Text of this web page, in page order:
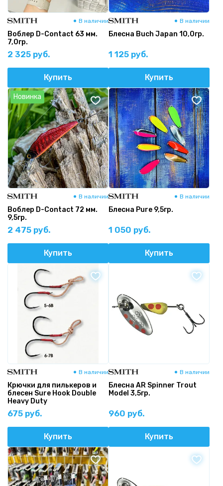
В наличии
Воблер D-Contact 63 мм.
7,0гр.
2 325 руб.
Купить
В наличии
Блесна Buch Japan 10,0гр.
1 125 руб.
Купить
Новинка
В наличии
Воблер D-Contact 72 мм.
9,5гр.
2 475 руб.
Купить
В наличии
Блесна Pure 9,5гр.
1 050 руб.
Купить
В наличии
Крючки для пилькеров и
блесен Sure Hook Double
Heavy Duty
675 руб.
Купить
В наличии
Блесна AR Spinner Trout
Model 3,5гр.
960 руб.
Купить